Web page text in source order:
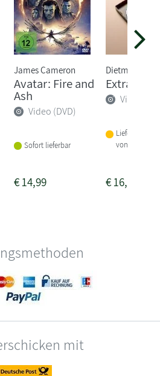
James Cameron
Avatar: Fire and
Ash
Video (DVD)
Sofort lieferbar
€14,99
Dietmar
Video
Lieferbar
von 3
€16,99
mit